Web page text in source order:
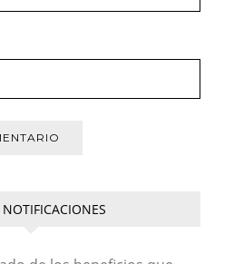
NOTIFICACIONES